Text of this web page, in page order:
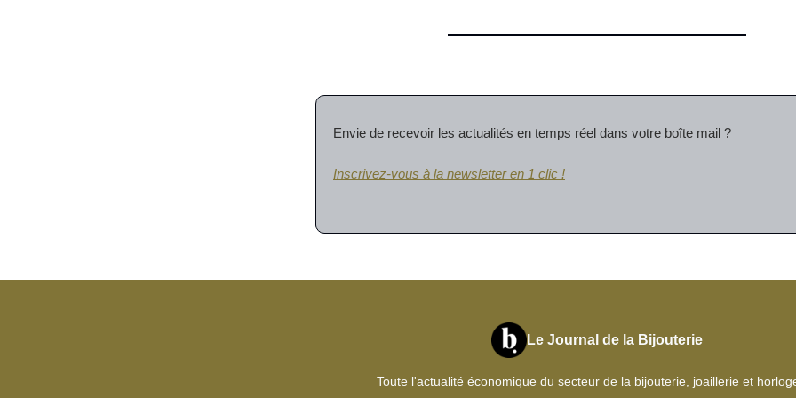
Envie de recevoir les actualités en temps réel dans votre boîte mail ?
Inscrivez-vous à la newsletter en 1 clic !
Le Journal de la Bijouterie
Toute l'actualité économique du secteur de la bijouterie, joaillerie et